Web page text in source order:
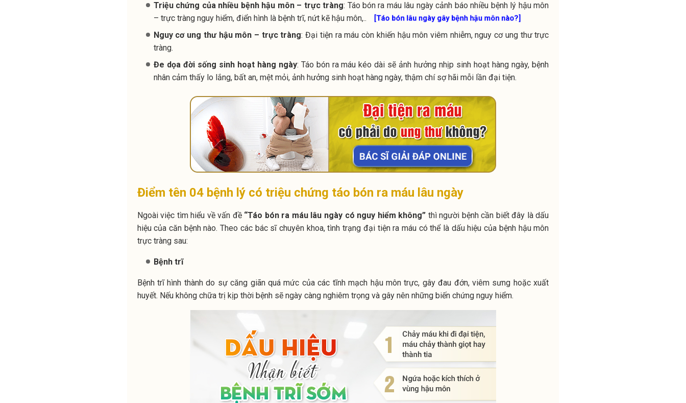
Triệu chứng của nhiều bệnh hậu môn – trực tràng: Táo bón ra máu lâu ngày cảnh báo nhiều bệnh lý hậu môn
– trực tràng nguy hiểm, điển hình là bệnh trĩ, nứt kẽ hậu môn,..
[Táo bón lâu ngày gây bệnh hậu môn nào?]
Nguy cơ ung thư hậu môn – trực tràng: Đại tiện ra máu còn khiến hậu môn viêm nhiễm, nguy cơ ung thư trực
tràng.
Đe dọa đời sống sinh hoạt hàng ngày: Táo bón ra máu kéo dài sẽ ảnh hưởng nhịp sinh hoạt hàng ngày, bệnh
nhân cảm thấy lo lắng, bất an, mệt mỏi, ảnh hưởng sinh hoạt hàng ngày, thậm chí sợ hãi mỗi lần đại tiện.
Điểm tên 04 bệnh lý có triệu chứng táo bón ra máu lâu ngày
Ngoài việc tìm hiểu về vấn đề “Táo bón ra máu lâu ngày có nguy hiểm không” thì người bệnh cần biết đây là dấu
hiệu của căn bệnh nào. Theo các bác sĩ chuyên khoa, tình trạng đại tiện ra máu có thể là dấu hiệu của bệnh hậu môn
trực tràng sau:
Bệnh trĩ
Bệnh trĩ hình thành do sự căng giãn quá mức của các tĩnh mạch hậu môn trực, gây đau đớn, viêm sưng hoặc xuất
huyết. Nếu không chữa trị kịp thời bệnh sẽ ngày càng nghiêm trọng và gây nên những biến chứng nguy hiểm.